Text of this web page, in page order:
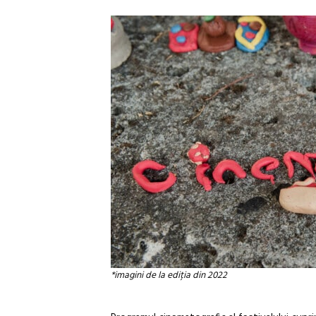
*imagini de la ediția din 2022